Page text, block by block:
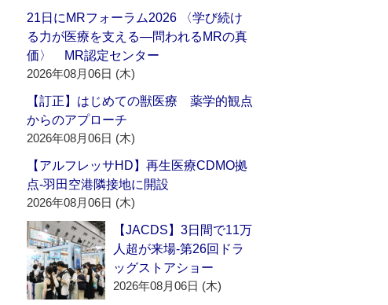
21日にMRフォーラム2026 〈学び続け
る力が医療を支える―問われるMRの真
価〉 MR認定センター
2026年08月06日 (木)
【訂正】はじめての獣医療 薬学的観点
からのアプローチ
2026年08月06日 (木)
【アルフレッサHD】再生医療CDMO拠
点‐羽田空港隣接地に開設
2026年08月06日 (木)
【JACDS】3日間で11万
人超が来場‐第26回ドラ
ッグストアショー
2026年08月06日 (木)